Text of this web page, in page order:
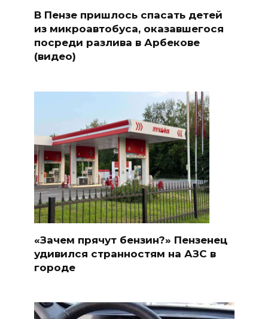
В Пензе пришлось спасать детей
из микроавтобуса, оказавшегося
посреди разлива в Арбекове
(видео)
«Зачем прячут бензин?» Пензенец
удивился странностям на АЗС в
городе